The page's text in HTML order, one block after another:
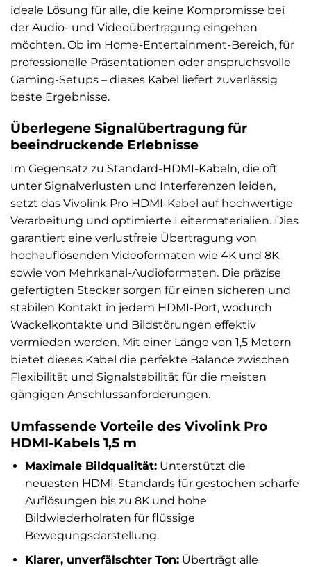
ideale Lösung für alle, die keine Kompromisse bei
der Audio- und Videoübertragung eingehen
möchten. Ob im Home-Entertainment-Bereich, für
professionelle Präsentationen oder anspruchsvolle
Gaming-Setups – dieses Kabel liefert zuverlässig
beste Ergebnisse.
Überlegene Signalübertragung für
beeindruckende Erlebnisse
Im Gegensatz zu Standard-HDMI-Kabeln, die oft
unter Signalverlusten und Interferenzen leiden,
setzt das Vivolink Pro HDMI-Kabel auf hochwertige
Verarbeitung und optimierte Leitermaterialien. Dies
garantiert eine verlustfreie Übertragung von
hochauflösenden Videoformaten wie 4K und 8K
sowie von Mehrkanal-Audioformaten. Die präzise
gefertigten Stecker sorgen für einen sicheren und
stabilen Kontakt in jedem HDMI-Port, wodurch
Wackelkontakte und Bildstörungen effektiv
vermieden werden. Mit einer Länge von 1,5 Metern
bietet dieses Kabel die perfekte Balance zwischen
Flexibilität und Signalstabilität für die meisten
gängigen Anschlussanforderungen.
Umfassende Vorteile des Vivolink Pro
HDMI-Kabels 1,5 m
Maximale Bildqualität:Unterstützt die
neuesten HDMI-Standards für gestochen scharfe
Auflösungen bis zu 8K und hohe
Bildwiederholraten für flüssige
Bewegungsdarstellung.
Klarer, unverfälschter Ton:Überträgt alle